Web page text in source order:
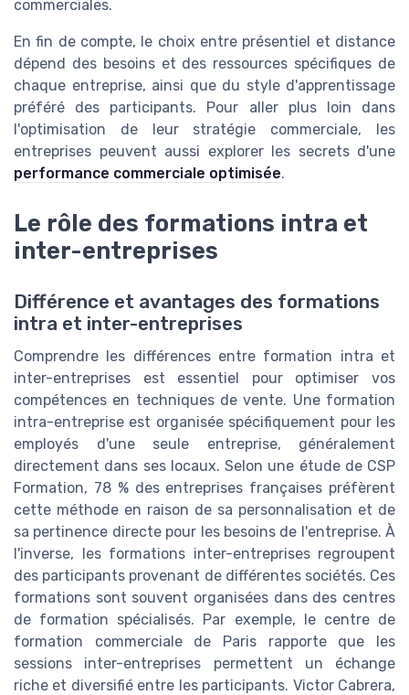
commerciales.
En fin de compte, le choix entre présentiel et distance
dépend des besoins et des ressources spécifiques de
chaque entreprise, ainsi que du style d'apprentissage
préféré des participants. Pour aller plus loin dans
l'optimisation de leur stratégie commerciale, les
entreprises peuvent aussi explorer les secrets d'une
performance commerciale optimisée.
Le rôle des formations intra et
inter-entreprises
Différence et avantages des formations
intra et inter-entreprises
Comprendre les différences entre formation intra et
inter-entreprises est essentiel pour optimiser vos
compétences en techniques de vente. Une formation
intra-entreprise est organisée spécifiquement pour les
employés d'une seule entreprise, généralement
directement dans ses locaux. Selon une étude de CSP
Formation, 78 % des entreprises françaises préfèrent
cette méthode en raison de sa personnalisation et de
sa pertinence directe pour les besoins de l'entreprise. À
l'inverse, les formations inter-entreprises regroupent
des participants provenant de différentes sociétés. Ces
formations sont souvent organisées dans des centres
de formation spécialisés. Par exemple, le centre de
formation commerciale de Paris rapporte que les
sessions inter-entreprises permettent un échange
riche et diversifié entre les participants. Victor Cabrera,